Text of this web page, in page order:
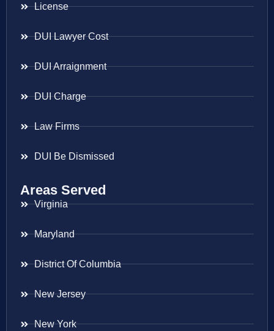
License
DUI Lawyer Cost
DUI Arraignment
DUI Charge
Law Firms
DUI Be Dismissed
Areas Served
Virginia
Maryland
District Of Columbia
New Jersey
New York